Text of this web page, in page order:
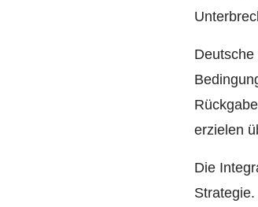
erzielen
Die